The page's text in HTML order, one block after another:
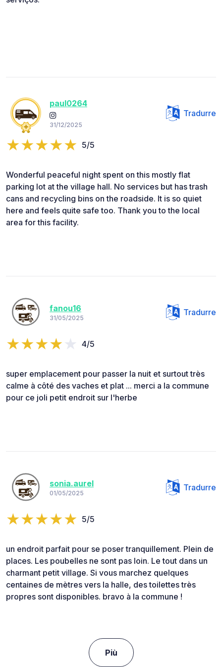
paul0264
31/12/2025
Tradurre
5/5
Wonderful peaceful night spent on this mostly flat
parking lot at the village hall. No services but has trash
cans and recycling bins on the roadside. It is so quiet
here and feels quite safe too. Thank you to the local
area for this facility.
fanou16
31/05/2025
Tradurre
4/5
super emplacement pour passer la nuit et surtout très
calme à côté des vaches et plat ... merci a la commune
pour ce joli petit endroit sur l'herbe
sonia.aurel
01/05/2025
Tradurre
5/5
un endroit parfait pour se poser tranquillement. Plein de
places. Les poubelles ne sont pas loin. Le tout dans un
charmant petit village. Si vous marchez quelques
centaines de mètres vers la halle, des toilettes très
propres sont disponibles. bravo à la commune !
Più